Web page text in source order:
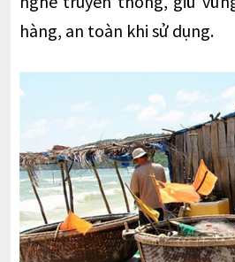
hàng, an toàn khi sử dụng.